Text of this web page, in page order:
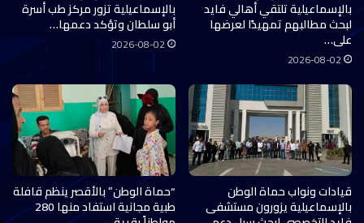
بالإسماعيلية تلتقي أهالي فايد
لبحث مطالبهم تمهيدًا لعرضها
على…
2026-08-02
بالإسماعيلية تزور مركز طب أسرة
أبو سلطان وتؤكد دعمها…
2026-08-02
قيادات ونواب حماة الوطن
بالإسماعيلية يزورون مستشفى
“حماة الوطن” بالأقصر ينظم قافلة
طبية مجانية استفاد منها 280